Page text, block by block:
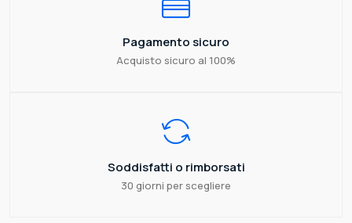
Pagamento sicuro
Acquisto sicuro al 100%
Soddisfatti o rimborsati
30 giorni per scegliere